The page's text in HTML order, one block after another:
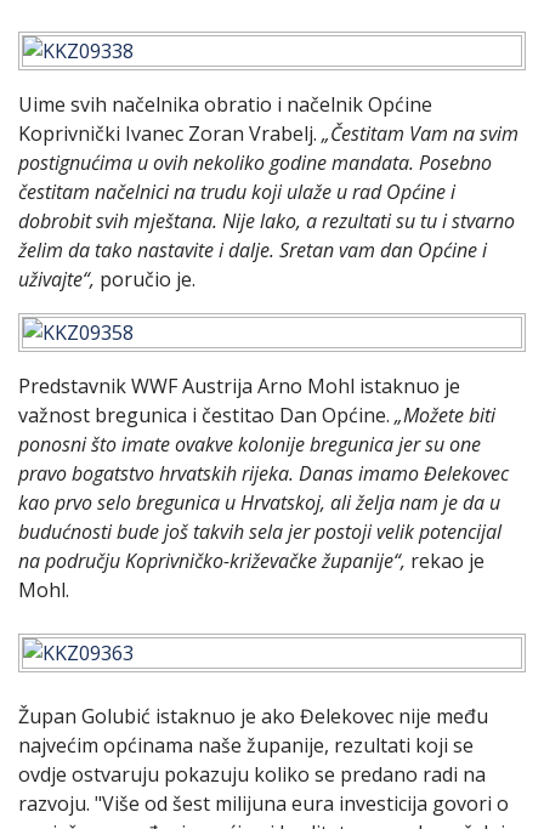
Uime svih načelnika obratio i načelnik Općine
Koprivnički Ivanec Zoran Vrabelj. „Čestitam Vam na svim
postignućima u ovih nekoliko godine mandata. Posebno
čestitam načelnici na trudu koji ulaže u rad Općine i
dobrobit svih mještana. Nije lako, a rezultati su tu i stvarno
želim da tako nastavite i dalje. Sretan vam dan Općine i
uživajte“, poručio je.
Predstavnik WWF Austrija Arno Mohl istaknuo je
važnost bregunica i čestitao Dan Općine. „Možete biti
ponosni što imate ovakve kolonije bregunica jer su one
pravo bogatstvo hrvatskih rijeka. Danas imamo Đelekovec
kao prvo selo bregunica u Hrvatskoj, ali želja nam je da u
budućnosti bude još takvih sela jer postoji velik potencijal
na području Koprivničko-križevačke županije“, rekao je
Mohl.
Župan Golubić istaknuo je ako Đelekovec nije među
najvećim općinama naše županije, rezultati koji se
ovdje ostvaruju pokazuju koliko se predano radi na
razvoju. "Više od šest milijuna eura investicija govori o